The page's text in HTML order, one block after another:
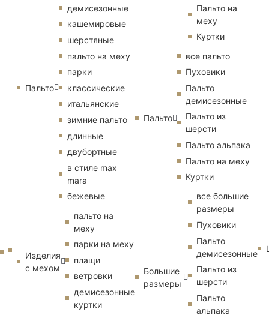
Пальто
демисезонные
кашемировые
шерстяные
пальто на меху
парки
классические
итальянские
зимние пальто
длинные
двубортные
в стиле max
mara
бежевые
Изделия
с мехом
пальто на
меху
парки на меху
плащи
ветровки
демисезонные
куртки
Пальто на
меху
Куртки
Пальто
все пальто
Пуховики
Пальто
демисезонные
Пальто из
шерсти
Пальто альпака
Пальто на меху
Куртки
Большие
размеры
все большие
размеры
Пуховики
Пальто
демисезонные
Пальто из
шерсти
Пальто
альпака